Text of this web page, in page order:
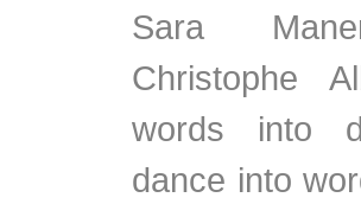
Sara
Christophe
words into
dance into